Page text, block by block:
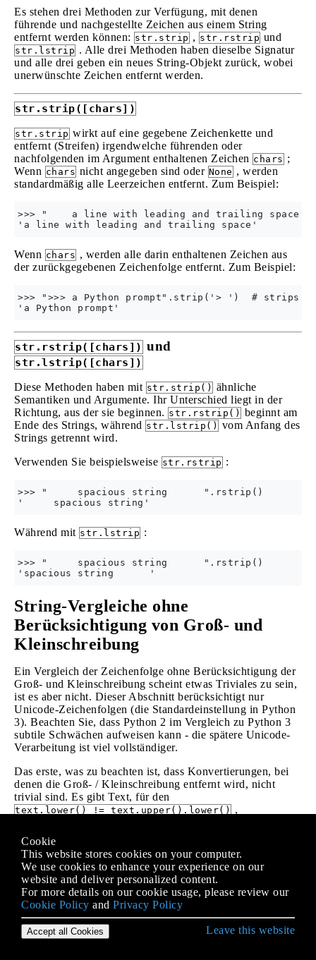
Es stehen drei Methoden zur Verfügung, mit denen
führende und nachgestellte Zeichen aus einem String
entfernt werden können: str.strip , str.rstrip und
str.lstrip . Alle drei Methoden haben dieselbe Signatur
und alle drei geben ein neues String-Objekt zurück, wobei
unerwünschte Zeichen entfernt werden.
str.strip([chars])
str.strip wirkt auf eine gegebene Zeichenkette und
entfernt (Streifen) irgendwelche führenden oder
nachfolgenden im Argument enthaltenen Zeichen chars ;
Wenn chars nicht angegeben sind oder None , werden
standardmäßig alle Leerzeichen entfernt. Zum Beispiel:
>>> "    a line with leading and trailing
Wenn chars , werden alle darin enthaltenen Zeichen aus
der zurückgegebenen Zeichenfolge entfernt. Zum Beispiel:
>>> ">>> a Python prompt".strip('> ')  # strips
str.rstrip([chars]) und
str.lstrip([chars])
Diese Methoden haben mit str.strip() ähnliche
Semantiken und Argumente. Ihr Unterschied liegt in der
Richtung, aus der sie beginnen. str.rstrip() beginnt am
Ende des Strings, während str.lstrip() vom Anfang des
Strings getrennt wird.
Verwenden Sie beispielsweise str.rstrip :
>>> "     spacious string      ".rstrip()
Während mit str.lstrip :
>>> "     spacious string      ".rstrip()
String-Vergleiche ohne
Berücksichtigung von Groß- und
Kleinschreibung
Ein Vergleich der Zeichenfolge ohne Berücksichtigung der
Groß- und Kleinschreibung scheint etwas Triviales zu sein,
ist es aber nicht. Dieser Abschnitt berücksichtigt nur
Unicode-Zeichenfolgen (die Standardeinstellung in Python
3). Beachten Sie, dass Python 2 im Vergleich zu Python 3
subtile Schwächen aufweisen kann - die spätere Unicode-
Verarbeitung ist viel vollständiger.
Das erste, was zu beachten ist, dass Konvertierungen, bei
denen die Groß- / Kleinschreibung entfernt wird, nicht
trivial sind. Es gibt Text, für den
text.lower() != text.upper().lower()
,
>>> "ß".lower()
'ß'
>>> "ß".upper().lower()
Aber sagen wir mal, Sie wollten "BUSSE" "Buße"
Heck, du willst wahrscheinlich auch
und
Cookie
This website stores cookies on your computer.
We use cookies to enhance your experience on our
website and deliver personalized content.
For more details on our cookie usage, please review our
Cookie Policy and Privacy Policy
Accept all Cookies Leave this website